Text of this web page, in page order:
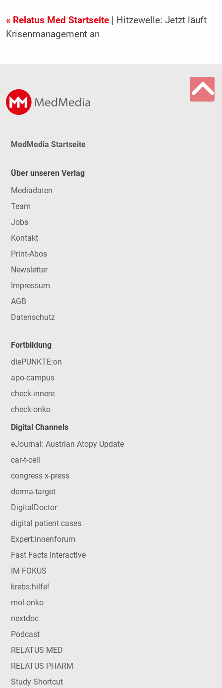
« Relatus Med Startseite| Hitzewelle: Jetzt läuft
Krisenmanagement an
MedMedia Startseite
Über unseren Verlag
Mediadaten
Team
Jobs
Kontakt
Print-Abos
Newsletter
Impressum
AGB
Datenschutz
Fortbildung
diePUNKTE:on
apo-campus
check-innere
check-onko
Digital Channels
eJournal: Austrian Atopy Update
car-t-cell
congress x-press
derma-target
DigitalDoctor
digital patient cases
Expert:innenforum
Fast Facts Interactive
IM FOKUS
krebs:hilfe!
mol-onko
nextdoc
Podcast
RELATUS MED
RELATUS PHARM
Study Shortcut